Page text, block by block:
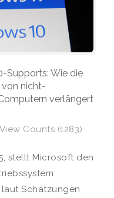
Supports: Wie die
von nicht-
verlängert
View Counts (1283)
stellt Microsoft den
Schätzungen